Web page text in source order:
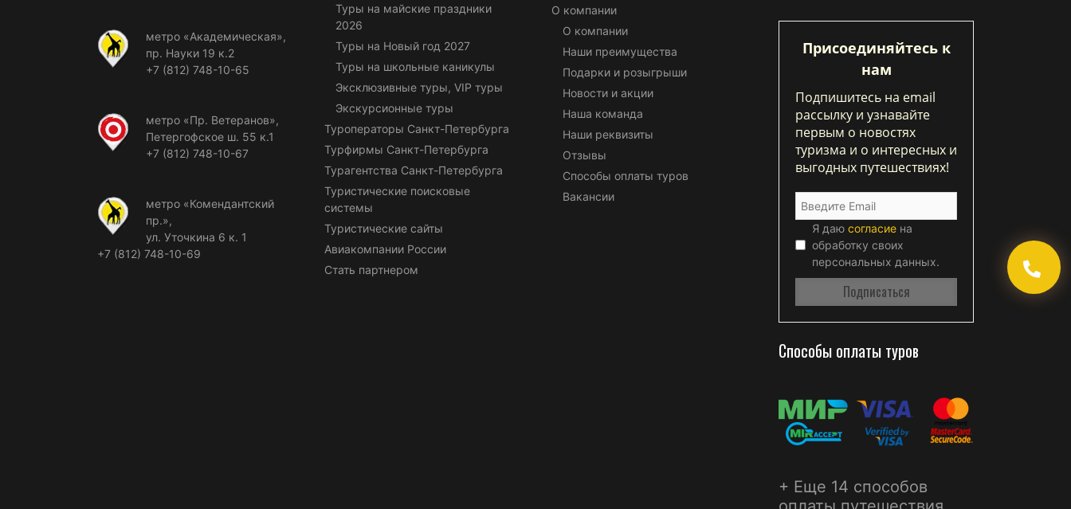
метро «Академическая»,
пр. Науки 19 к.2
+7 (812) 748-10-65
метро «Пр. Ветеранов»,
Петергофское ш. 55 к.1
+7 (812) 748-10-67
метро «Комендантский
пр.»,
ул. Уточкина 6 к. 1
+7 (812) 748-10-69
Туры на майские праздники
2026
Туры на Новый год 2027
Туры на школьные каникулы
Эксклюзивные туры, VIP туры
Экскурсионные туры
Туроператоры Санкт-Петербурга
Турфирмы Санкт-Петербурга
Турагентства Санкт-Петербурга
Туристические поисковые
системы
Туристические сайты
Авиакомпании России
Стать партнером
О компании
О компании
Наши преимущества
Подарки и розыгрыши
Новости и акции
Наша команда
Наши реквизиты
Отзывы
Способы оплаты туров
Вакансии
Присоединяйтесь к
нам
Подпишитесь на email
рассылку и узнавайте
первым о новостях
туризма и о интересных и
выгодных путешествиях!
Я даю согласие на
обработку своих
персональных данных.
Способы оплаты туров
+ Еще 14 способов